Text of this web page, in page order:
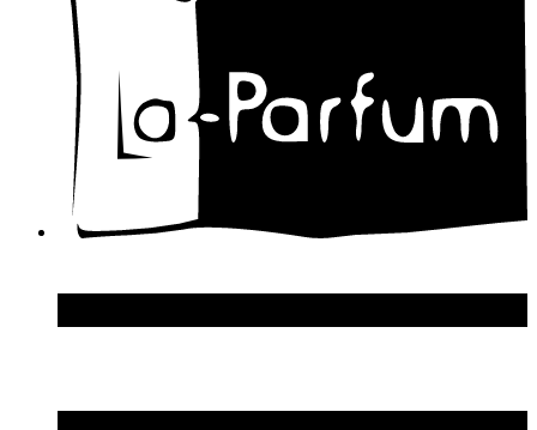
Disney
Dolce & Gabbana
Donna Karan
DSquared2
Dupont S.T.
Echosline
Elie Saab
Elizabeth Arden
Elizabeth Taylor
Enrico Gi
Escentric Molecules